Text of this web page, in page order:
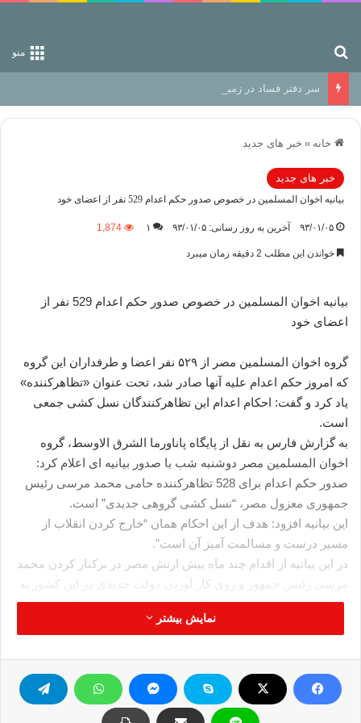
منو
سر دفتر فساد در زمین‌، دوری وکناره‌گیری از راه خداست‌!
خانه » خبر های جدید
خبر های جدید
بیانیه اخوان المسلمین در خصوص صدور حکم اعدام 529 نفر از اعضای خود
۹۳/۰۱/۰۵ آخرین به روز رسانی: ۹۳/۰۱/۰۵ ۱ 1,874
خواندن این مطلب 2 دقیقه زمان میبرد
بیانیه اخوان المسلمین در خصوص صدور حکم اعدام 529 نفر از
اعضای خود
گروه اخوان المسلمین مصر از ۵۲۹ نفر اعضا و طرفداران این گروه
که امروز حکم اعدام علیه آنها صادر شد، تحت عنوان «تظاهرکننده»
یاد کرد و گفت: احکام اعدام این تظاهرکنندگان نسل کشی جمعی
است.
به گزارش فارس به نقل از پایگاه پاناورما الشرق الاوسط، گروه
اخوان المسلمین مصر دوشنبه شب با صدور بیانیه ای اعلام کرد:
صدور حکم اعدام برای 528 تظاهرکننده حامی محمد مرسی رئیس
جمهوری معزول مصر، “نسل کشی گروهی جدیدی” است.
این بیانیه افزود: هدف از این احکام همان “خارج کردن انقلاب از
مسیر درست و مسالمت آمیز آن است”.
در این بیانیه از اقدام چند ماه پیش ارتش مصر در برکنار کردن محمد
مرسی رئیس جمهور و روی کار آوردن دولت جدیدی در این کشور به
کودتا یاد شده و آمده است: کودتای نظامی از نهادهای کشور سوء
استفاده و از رسانه ها برای گمراه کردن مردم و از ارتش و پلیس
بهره برداری می کند تا نسل کشی گروهی جدیدی را مرتکب شود که
زشتی و پلیدی آن فراتر از کشتار روستای دنشوای در سال 1906
میلادی است.
نمایش بیشتر